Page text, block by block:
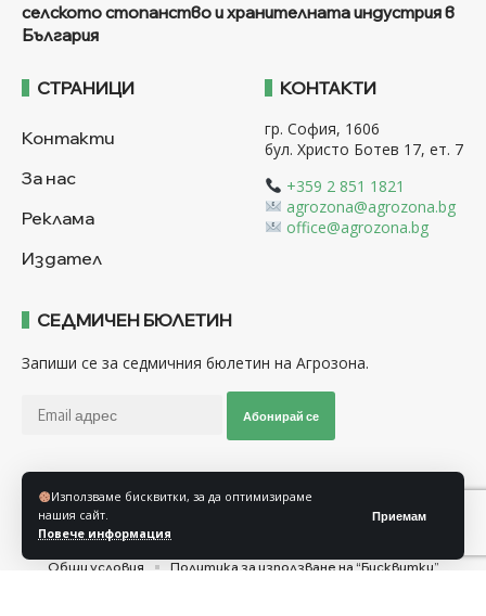
Използваме бисквитки, за да оптимизираме
нашия сайт.
Повече информация
Приемам
селското стопанство и хранителната индустрия в
България
СТРАНИЦИ
Контакти
За нас
Реклама
Издател
КОНТАКТИ
гр. София, 1606
бул. Христо Ботев 17, ет. 7
+359 2 851 1821
agrozona@agrozona.bg
office@agrozona.bg
СЕДМИЧЕН БЮЛЕТИН
Запиши се за седмичния бюлетин на Агрозона.
Абонирай се
Последвайте ни
Общи условия
Политика за използване на “Бисквитки”